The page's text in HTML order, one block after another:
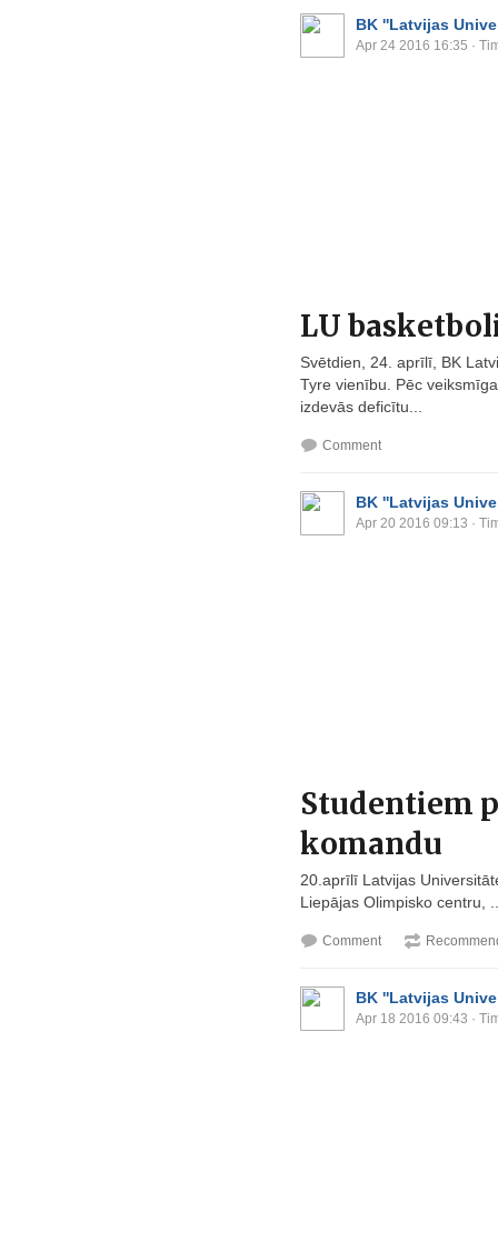
BK ''Latvijas
Apr 24 2016 16:35 ·
LU
Svētdien, 24. aprīlī, BK
Tyre vienību. Pēc
izdevās deficītu...
Comment
BK ''Latvijas
Apr 20 2016 09:13 ·
Studentiem
komandu
20.aprīlī Latvijas
Liepājas Olimpisko centru,
Comment
BK ''Latvijas
Apr 18 2016 09:43 ·